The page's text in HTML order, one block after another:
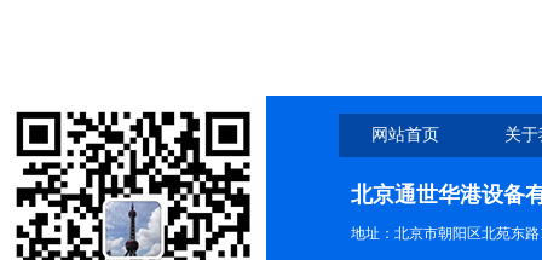
网站首页 关
北京通世华港设备
地址：北京市朝阳区北苑东路